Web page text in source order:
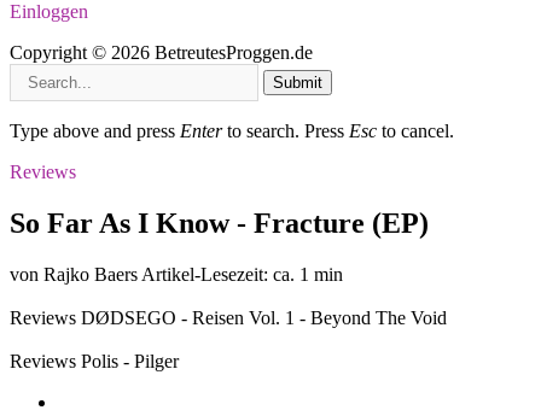
Einloggen
Copyright © 2026 BetreutesProggen.de
Submit
Type above and press Enterto search. Press Esc to cancel.
Reviews
So Far As I Know - Fracture (EP)
von Rajko Baers Artikel-Lesezeit: ca. 1 min
Reviews DØDSEGO - Reisen Vol. 1 - Beyond The Void
Reviews Polis - Pilger